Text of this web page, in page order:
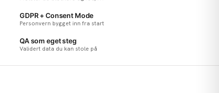
GDPR + Consent Mode
Personvern bygget inn fra start
QA som eget steg
Validert data du kan stole på